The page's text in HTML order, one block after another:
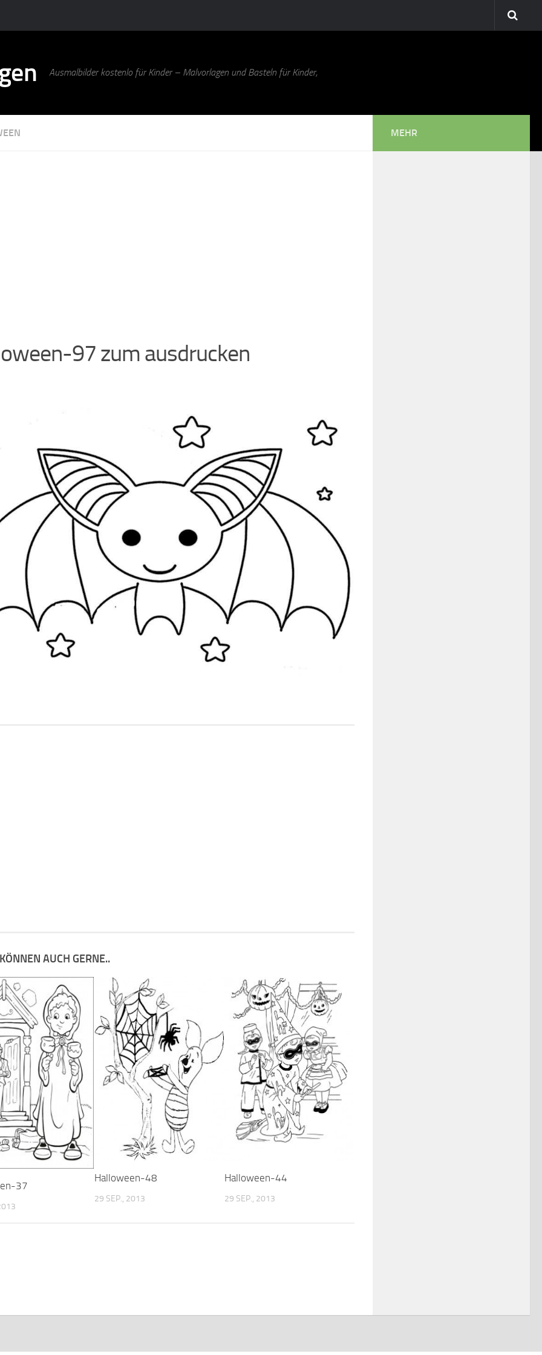
Ausmalbilder kostenlo für Kinder – Malvorlagen und Basteln für Kinder,
97 zum ausdrucken
AUCH GERNE..
37
Halloween-48
29 SEP., 2013
Halloween-44
29 SEP., 2013
MEHR